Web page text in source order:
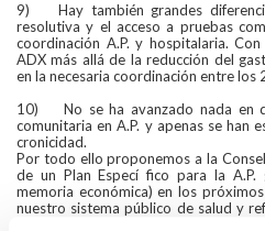
9) Hay también grandes
resolutiva y el acceso a pruebas
coordinación A.P. y hospitalaria.
ADX más allá de la reducción del
en la necesaria coordinación entre los
10) No se ha avanzado nada en
comunitaria en A.P. y apenas se han
cronicidad.
Por todo ello proponemos a la
de un Plan Especí fico para la A.P.
memoria económica) en los
nuestro sistema público de salud y